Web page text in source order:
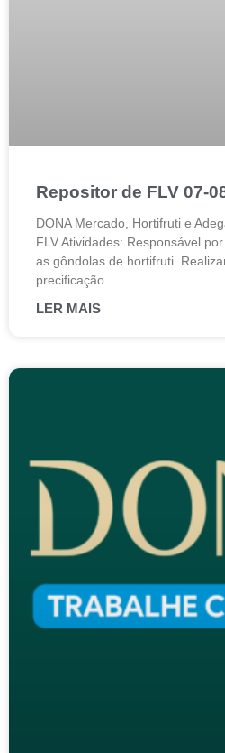
Repositor de FLV 07-
DONA Mercado, Hortifruti e
FLV Atividades: Responsável
as gôndolas de hortifruti.
precificação
LER MAIS